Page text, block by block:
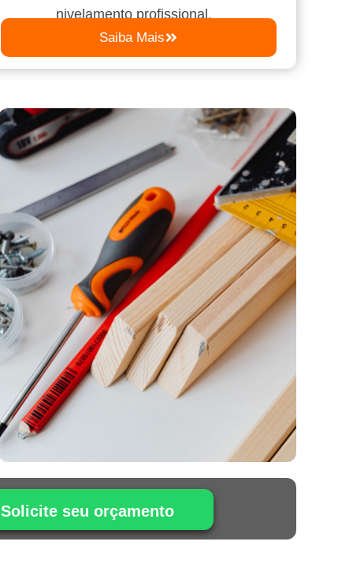
nivelamento profissional.
Saiba Mais
Solicite seu orçamento